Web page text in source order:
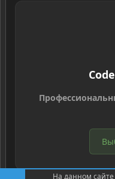
На данном